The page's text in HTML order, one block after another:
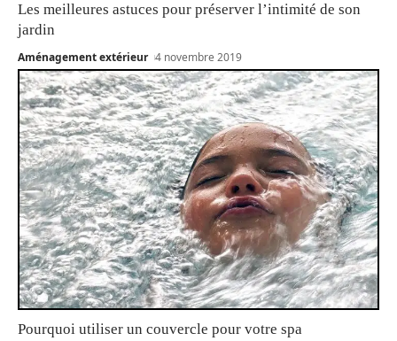
Les meilleures astuces pour préserver l’intimité de son
jardin
Aménagement extérieur 4 novembre 2019
Pourquoi utiliser un couvercle pour votre spa